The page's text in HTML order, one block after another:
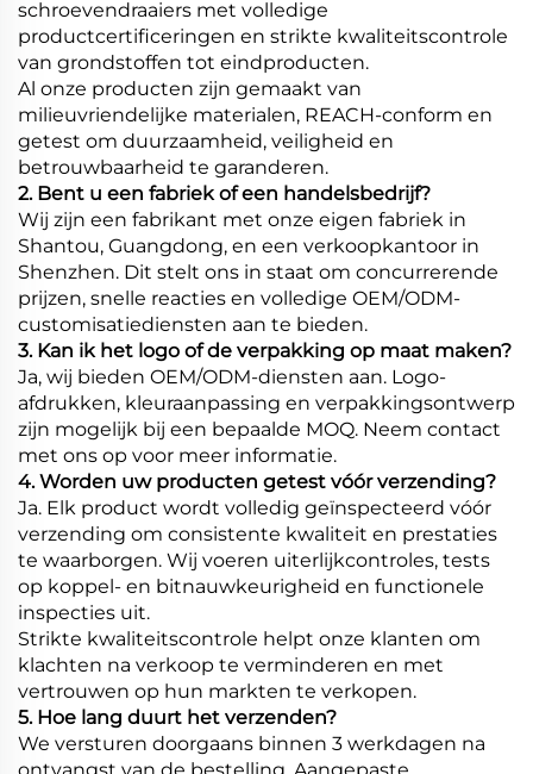
schroevendraaiers met volledige
productcertificeringen en strikte kwaliteitscontrole
van grondstoffen tot eindproducten.
Al onze producten zijn gemaakt van
milieuvriendelijke materialen, REACH-conform en
getest om duurzaamheid, veiligheid en
betrouwbaarheid te garanderen.
2. Bent u een fabriek of een handelsbedrijf?
Wij zijn een fabrikant met onze eigen fabriek in
Shantou, Guangdong, en een verkoopkantoor in
Shenzhen. Dit stelt ons in staat om concurrerende
prijzen, snelle reacties en volledige OEM/ODM-
customisatiediensten aan te bieden.
3. Kan ik het logo of de verpakking op maat maken?
Ja, wij bieden OEM/ODM-diensten aan. Logo-
afdrukken, kleuraanpassing en verpakkingsontwerp
zijn mogelijk bij een bepaalde MOQ. Neem contact
met ons op voor meer informatie.
4. Worden uw producten getest vóór verzending?
Ja. Elk product wordt volledig geïnspecteerd vóór
verzending om consistente kwaliteit en prestaties
te waarborgen. Wij voeren uiterlijkcontroles, tests
op koppel- en bitnauwkeurigheid en functionele
inspecties uit.
Strikte kwaliteitscontrole helpt onze klanten om
klachten na verkoop te verminderen en met
vertrouwen op hun markten te verkopen.
5. Hoe lang duurt het verzenden?
We versturen doorgaans binnen 3 werkdagen na